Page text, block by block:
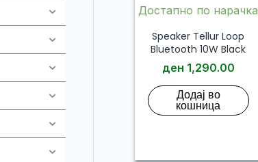
Достапно по нарачка
Speaker Tellur Loop
Bluetooth 10W Black
ден 1,290.00
Додај во
кошница